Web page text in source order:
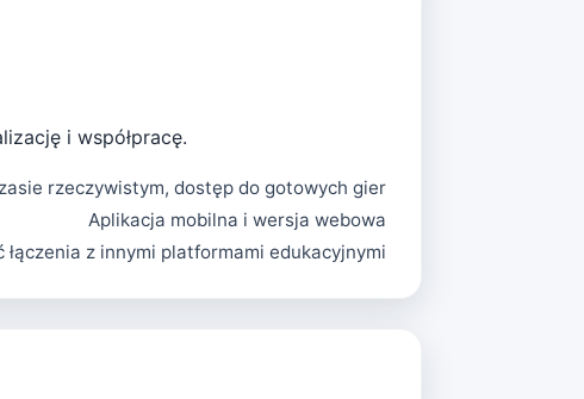
i współpracę.
rzeczywistym, dostęp do gotowych gier
Aplikacja mobilna i wersja webowa
łączenia z innymi platformami edukacyjnymi